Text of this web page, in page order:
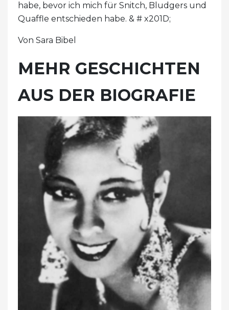
habe, bevor ich mich für Snitch, Bludgers und
Quaffle entschieden habe. & # x201D;
Von Sara Bibel
MEHR GESCHICHTEN
AUS DER BIOGRAFIE